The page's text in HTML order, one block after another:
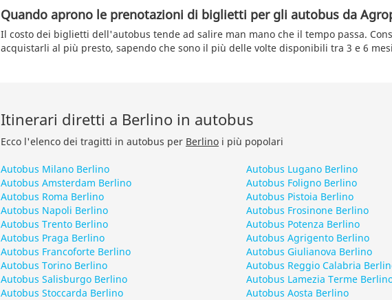
Quando aprono le prenotazioni di biglietti per gli autobus da
Il costo dei biglietti dell'autobus tende ad salire man mano che il tempo passa.
acquistarli al più presto, sapendo che sono il più delle volte disponibili tra 3 e 6
Itinerari diretti a Berlino in autobus
Ecco l'elenco dei tragitti in autobus per Berlino i più popolari
Autobus Milano Berlino
Autobus Amsterdam Berlino
Autobus Roma Berlino
Autobus Napoli Berlino
Autobus Trento Berlino
Autobus Praga Berlino
Autobus Francoforte Berlino
Autobus Torino Berlino
Autobus Salisburgo Berlino
Autobus Stoccarda Berlino
Autobus Lugano Berlino
Autobus Foligno Berlino
Autobus Pistoia Berlino
Autobus Frosinone Berlino
Autobus Potenza Berlino
Autobus Agrigento Berlino
Autobus Giulianova Berlino
Autobus Reggio Calabria
Autobus Lamezia Terme
Autobus Aosta Berlino